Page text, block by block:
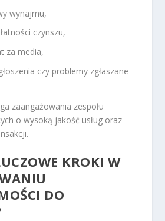
wynajmu,
czynszu,
za media,
czy problemy zgłaszane
zaangażowania zespołu
o wysoką jakość usług oraz
KROKI W
DO